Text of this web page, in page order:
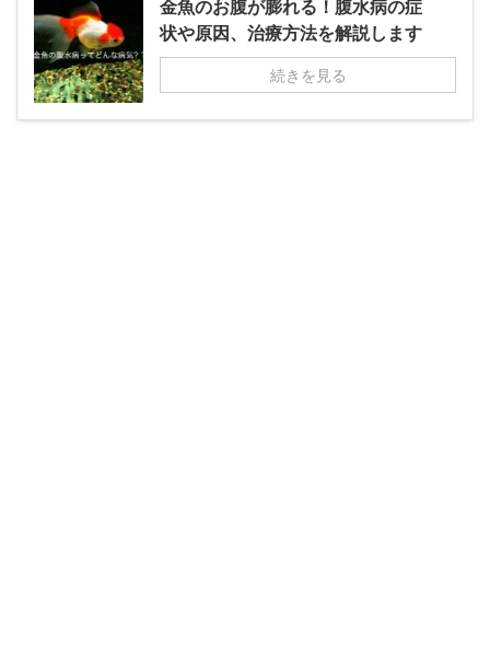
金魚のお腹が膨れる！腹水病の症
状や原因、治療方法を解説します
続きを見る